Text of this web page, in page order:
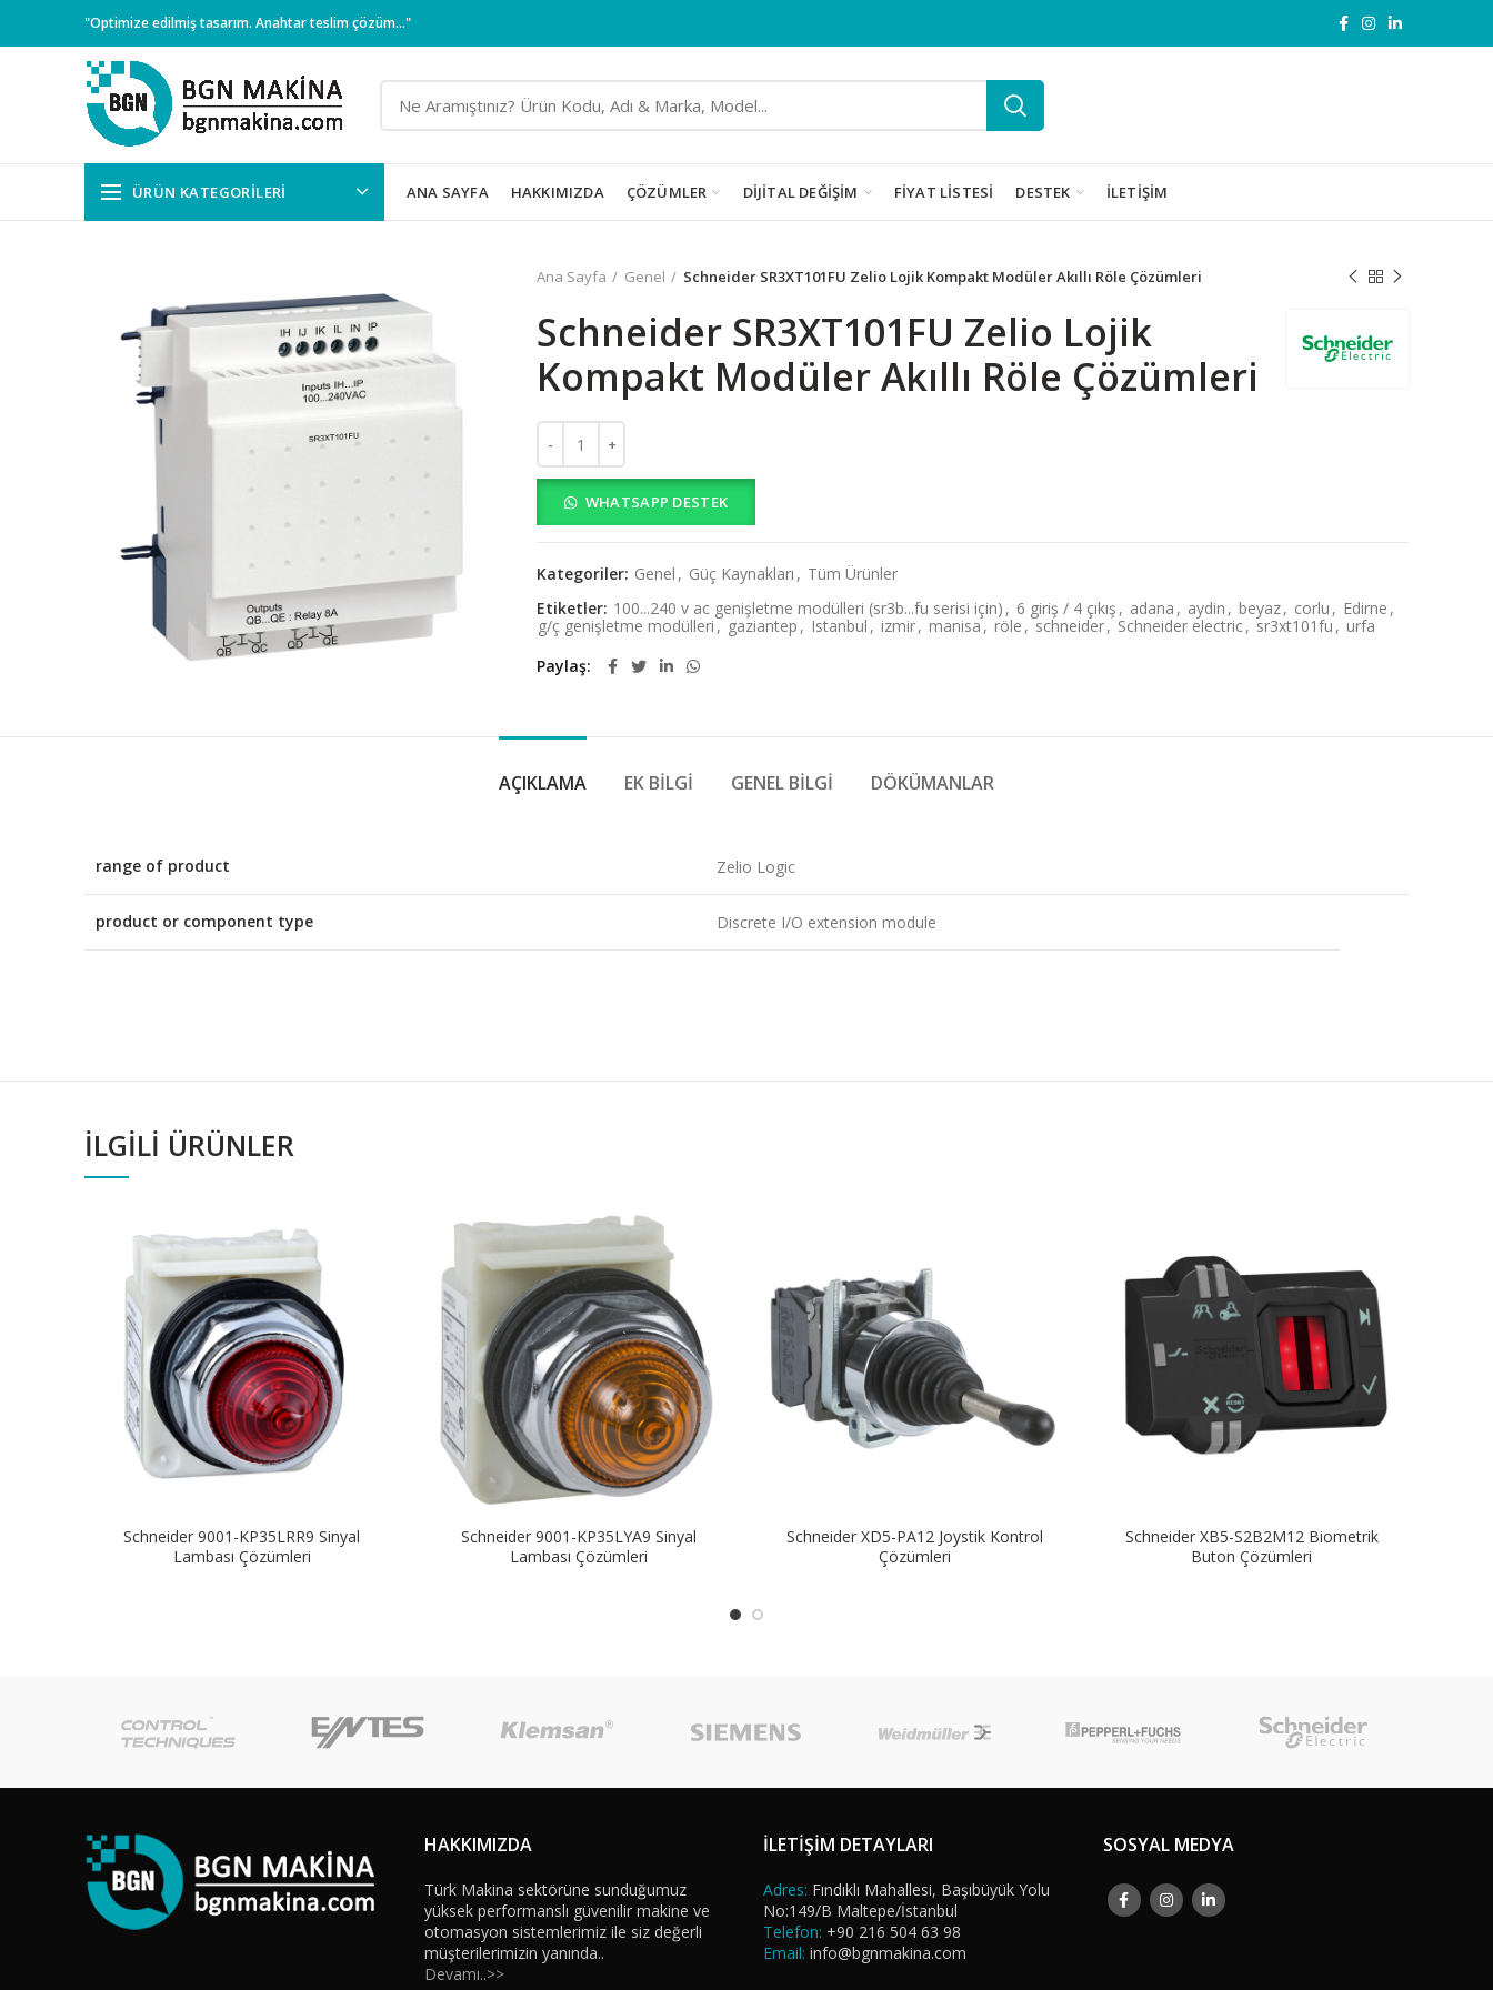
"Optimize edilmiş tasarım. Anahtar teslim çözüm..."
ÜRÜN KATEGORILERI ANA SAYFA HAKKIMIZDA ÇÖZÜMLER DIJITAL DEĞIŞIM FIYAT LISTESI DESTEK İLETIŞIM
Ana Sayfa Genel Schneider SR3XT101FU Zelio Lojik Kompakt Modüler Akıllı Röle Çözümleri
Schneider SR3XT101FU Zelio Lojik
Kompakt Modüler Akıllı Röle Çözümleri
Schneider SR3XT101FU Zelio Lojik Kompakt Modüler Akıllı Röle Çözümleri adet
WHATSAPP DESTEK
Kategoriler: Genel , Güç Kaynakları , Tüm Ürünler
Etiketler: 100...240 v ac genişletme modülleri (sr3b...fu serisi için) , 6 giriş / 4 çıkış , adana , aydin , beyaz, corlu , Edirne ,
g/ç genişletme modülleri, gaziantep , Istanbul , izmir, manisa, röle , schneider, Schneider electric, sr3xt101fu , urfa
Paylaş
AÇIKLAMA EK BILGI GENEL BILGI DÖKÜMANLAR
range of product Zelio Logic
product or component type Discrete I/O extension module
İLGILI ÜRÜNLER
Schneider 9001-KP35LRR9 Sinyal
Lambası Çözümleri
Schneider 9001-KP35LYA9 Sinyal
Lambası Çözümleri
Schneider XD5-PA12 Joystik Kontrol
Çözümleri
Schneider XB5-S2B2M12 Biometrik
Buton Çözümleri
HAKKIMIZDA
Türk Makina sektörüne sunduğumuz
yüksek performanslı güvenilir makine ve
otomasyon sistemlerimiz ile siz değerli
müşterilerimizin yanında..
Devamı..>>
İLETİŞİM DETAYLARI
Adres: Fındıklı Mahallesi, Başıbüyük Yolu
No:149/B Maltepe/İstanbul
Telefon: +90 216 504 63 98
Email: info@bgnmakina.com
SOSYAL MEDYA